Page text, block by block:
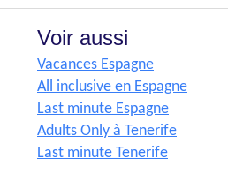
Voir aussi
Vacances Espagne
All inclusive en Espagne
Last minute Espagne
Adults Only à Tenerife
Last minute Tenerife